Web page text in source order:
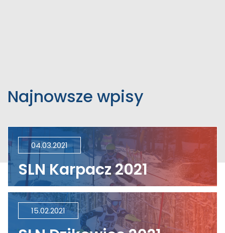
Najnowsze wpisy
04.03.2021
SLN Karpacz 2021
15.02.2021